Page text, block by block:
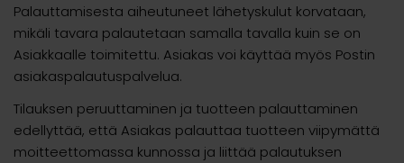
Palauttamisesta aiheutuneet lähetyskulut korvataan,
mikäli tavara palautetaan samalla tavalla kuin se on
Asiakkaalle toimitettu. Asiakas voi käyttää myös Postin
asiakaspalautuspalvelua.
Tilauksen peruuttaminen ja tuotteen palauttaminen
edellyttää, että Asiakas palauttaa tuotteen viipymättä
moitteettomassa kunnossa ja liittää palautuksen